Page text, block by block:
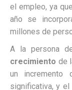
el empleo, ya
año se
millones de
A la persona
crecimiento de
un incremento
significativa, y